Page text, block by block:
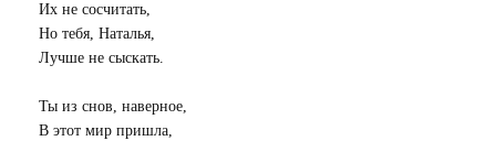
Их не сосчитать,
Но тебя, Наталья,
Лучше не сыскать.
Ты из снов, наверное,
В этот мир пришла,